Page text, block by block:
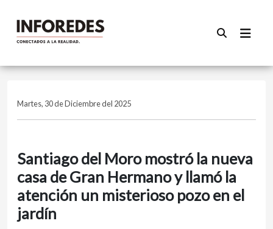
Martes, 30 de Diciembre del 2025
Santiago del Moro mostró la nueva
casa de Gran Hermano y llamó la
atención un misterioso pozo en el
jardín